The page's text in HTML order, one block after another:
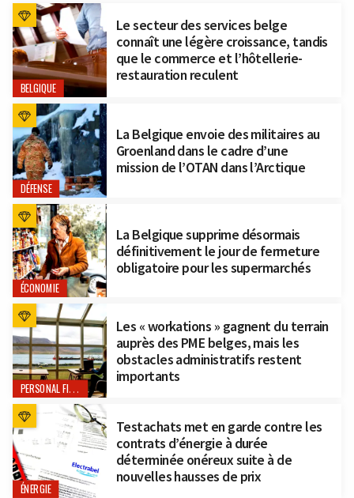
BELGIQUE
Le secteur des services belge
connaît une légère croissance, tandis
que le commerce et l’hôtellerie-
restauration reculent
DÉFENSE
La Belgique envoie des militaires au
Groenland dans le cadre d’une
mission de l’OTAN dans l’Arctique
ÉCONOMIE
La Belgique supprime désormais
définitivement le jour de fermeture
obligatoire pour les supermarchés
PERSONAL FINANCE
Les « workations » gagnent du terrain
auprès des PME belges, mais les
obstacles administratifs restent
importants
ÉNERGIE
Testachats met en garde contre les
contrats d’énergie à durée
déterminée onéreux suite à de
nouvelles hausses de prix